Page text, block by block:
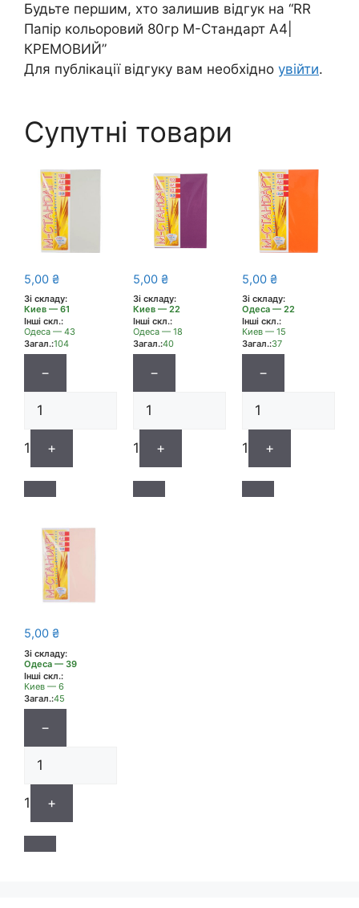
Будьте першим, хто залишив відгук на “RR
Папір кольоровий 80гр М-Стандарт А4|
КРЕМОВИЙ”
Для публікації відгуку вам необхідно увійти.
Супутні товари
5,00 ₴
Зі складу:
Киев — 61
Інші скл.:
Одеса — 43
Загал.:104
−
1 +
5,00 ₴
Зі складу:
Киев — 22
Інші скл.:
Одеса — 18
Загал.:40
−
1 +
5,00 ₴
Зі складу:
Одеса — 22
Інші скл.:
Киев — 15
Загал.:37
−
1 +
5,00 ₴
Зі складу:
Одеса — 39
Інші скл.:
Киев — 6
Загал.:45
−
1 +